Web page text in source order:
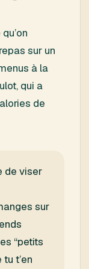
sur un
à la
qui a
de
de viser
sur
“petits
t’en